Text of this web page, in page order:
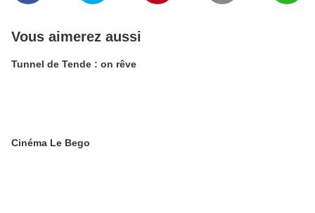
Vous aimerez aussi
Tunnel de Tende : on rêve
Cinéma Le Bego